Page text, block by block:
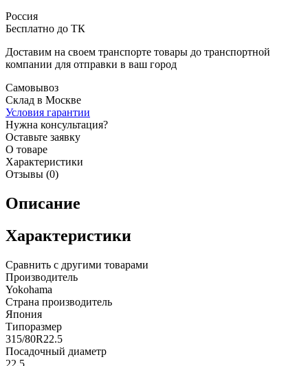
Россия
Бесплатно до ТК
Доставим на своем транспорте товары до транспортной
компании для отправки в ваш город
Самовывоз
Склад в Москве
Условия гарантии
Нужна консультация?
Оставьте заявку
О товаре
Характеристики
Отзывы (0)
Описание
Характеристики
Сравнить с другими товарами
Производитель
Yokohama
Страна производитель
Япония
Типоразмер
315/80R22.5
Посадочный диаметр
22.5